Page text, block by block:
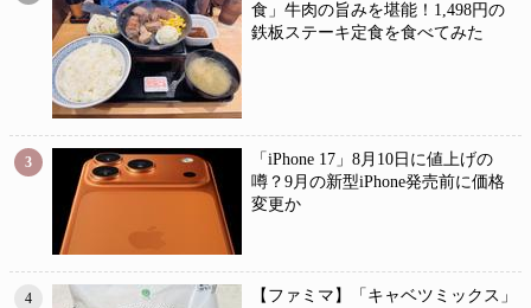
食」牛肉の旨みを堪能！1,498円の
鉄板ステーキ定食を食べてみた
3
「iPhone 17」8月10日に値上げの
噂？9月の新型iPhone発売前に価格
変更か
4
【ファミマ】「キャベツミックス」